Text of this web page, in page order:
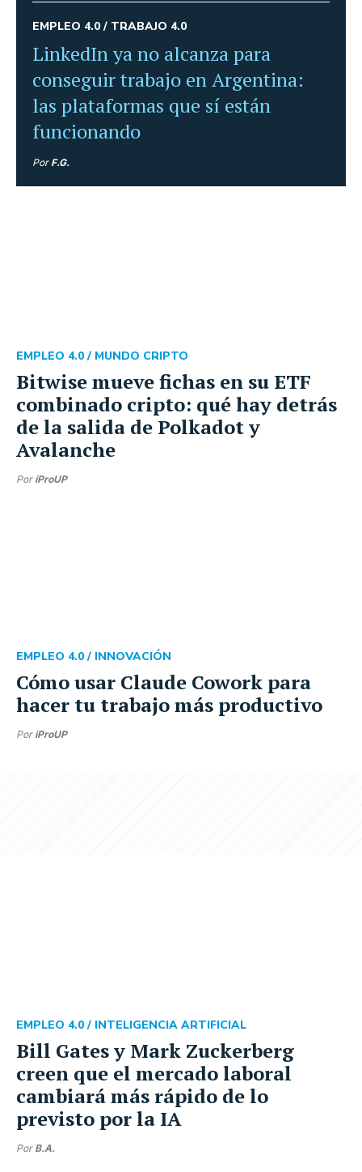
LinkedIn ya no alcanza para
conseguir trabajo en Argentina:
las plataformas que sí están
funcionando
EMPLEO 4.0 / TRABAJO 4.0
Por F.G.
Bitwise mueve fichas en su ETF
combinado cripto: qué hay detrás
de la salida de Polkadot y
Avalanche
EMPLEO 4.0 / MUNDO CRIPTO
Por iProUP
Cómo usar Claude Cowork para
hacer tu trabajo más productivo
EMPLEO 4.0 / INNOVACIÓN
Por iProUP
Bill Gates y Mark Zuckerberg
creen que el mercado laboral
cambiará más rápido de lo
previsto por la IA
EMPLEO 4.0 / INTELIGENCIA ARTIFICIAL
Por B.A.